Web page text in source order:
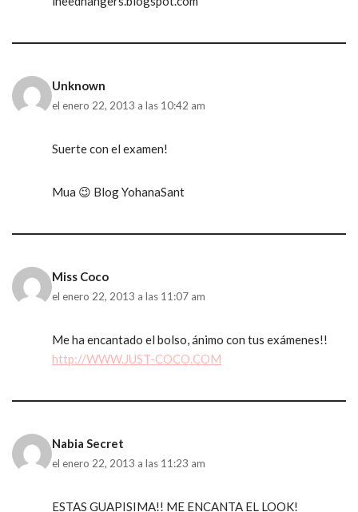
Unknown
el enero 22, 2013 a las 10:42 am
Suerte con el examen!
Mua 😉 Blog YohanaSant
Miss Coco
el enero 22, 2013 a las 11:07 am
Me ha encantado el bolso, ánimo con tus exámenes!!
http://WWW.JUST-COCO.COM
Nabia Secret
el enero 22, 2013 a las 11:23 am
ESTAS GUAPISIMA!! ME ENCANTA EL LOOK!